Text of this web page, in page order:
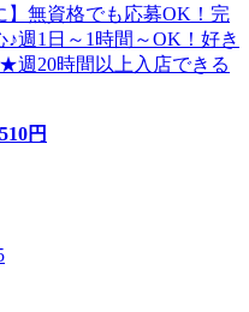
】無資格でも応募OK！完
週1日～1時間～OK！好き
週20時間以上入店できる
円